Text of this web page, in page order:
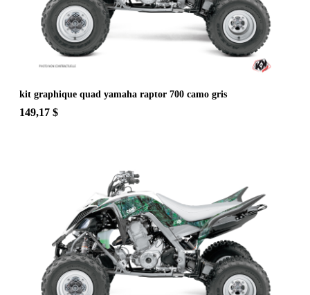
kit graphique quad yamaha raptor 700 camo gris
149,17 $